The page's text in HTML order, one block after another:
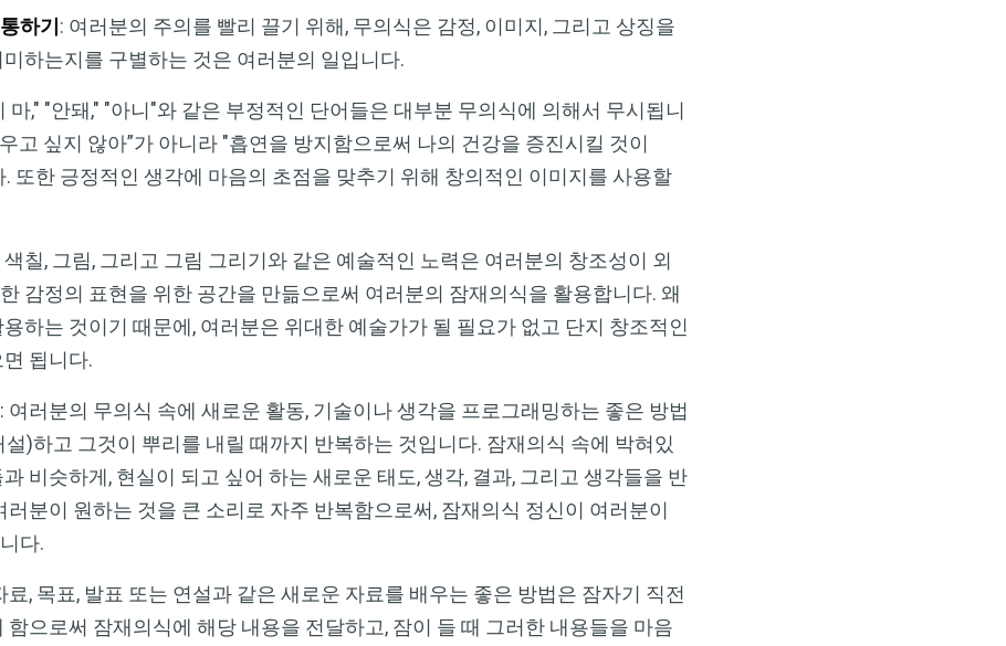
하기: 여러분의 주의를 빨리 끌기 위해, 무의식은 감정, 이미지, 그리고 상징을
하는지를 구별하는 것은 여러분의 일입니다.
마," "안돼," "아니"와 같은 부정적인 단어들은 대부분 무의식에 의해서 무시됩니
고 싶지 않아”가 아니라 "흡연을 방지함으로써 나의 건강을 증진시킬 것이
또한 긍정적인 생각에 마음의 초점을 맞추기 위해 창의적인 이미지를 사용할
색칠, 그림, 그리고 그림 그리기와 같은 예술적인 노력은 여러분의 창조성이 외
감정의 표현을 위한 공간을 만듦으로써 여러분의 잠재의식을 활용합니다. 왜
하는 것이기 때문에, 여러분은 위대한 예술가가 될 필요가 없고 단지 창조적인
됩니다.
: 여러분의 무의식 속에 새로운 활동, 기술이나 생각을 프로그래밍하는 좋은 방법
)하고 그것이 뿌리를 내릴 때까지 반복하는 것입니다. 잠재의식 속에 박혀있
비슷하게, 현실이 되고 싶어 하는 새로운 태도, 생각, 결과, 그리고 생각들을 반
분이 원하는 것을 큰 소리로 자주 반복함으로써, 잠재의식 정신이 여러분이
다.
료, 목표, 발표 또는 연설과 같은 새로운 자료를 배우는 좋은 방법은 잠자기 직전
으로써 잠재의식에 해당 내용을 전달하고, 잠이 들 때 그러한 내용들을 마음